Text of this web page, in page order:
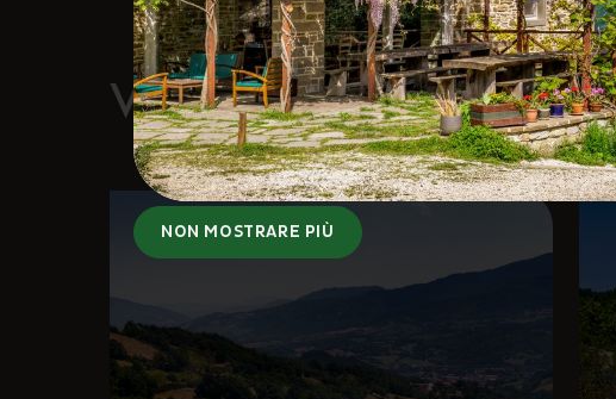
Vedi anche:
NON MOSTRARE PIÙ